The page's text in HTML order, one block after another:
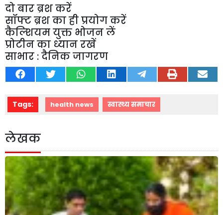
दो बार ब्रश करें
सॉफ्ट ब्रश का ही प्रयोग करें
कैल्शियम युक्त भोजन लें
प्रोटीन का ध्यान रखें
साभार : दैनिक जागरण
Tags: health news स्वास्थ्य समाचार
लेखक